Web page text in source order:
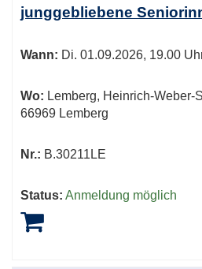
junggebliebene
Wann: Di. 01.09.2026, 19.00
Wo: Lemberg, Heinrich-Weber-
66969 Lemberg
Nr.: B.30211LE
Status: Anmeldung möglich